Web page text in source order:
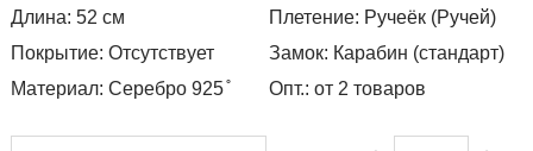
Длина: 52 см Плетение: Ручеёк (Ручей)
Покрытие: Отсутствует Замок: Карабин (стандарт)
Материал: Серебро 925 ̊
Опт.: от 2 товаров